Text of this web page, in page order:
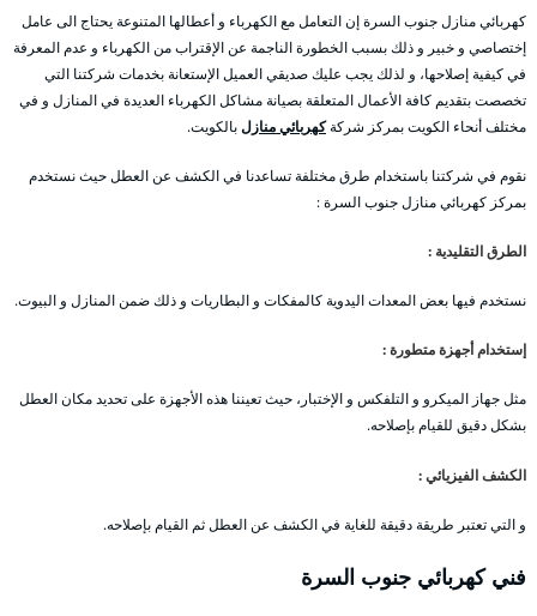
كهربائي منازل جنوب السرة إن التعامل مع الكهرباء و أعطالها المتنوعة يحتاج الى عامل
إختصاصي و خبير و ذلك بسبب الخطورة الناجمة عن الإقتراب من الكهرباء و عدم المعرفة
في كيفية إصلاحها، و لذلك يجب عليك صديقي العميل الإستعانة بخدمات شركتنا التي
تخصصت بتقديم كافة الأعمال المتعلقة بصيانة مشاكل الكهرباء العديدة في المنازل و في
مختلف أنحاء الكويت بمركز شركةكهربائي منازلبالكويت.
نقوم في شركتنا باستخدام طرق مختلفة تساعدنا في الكشف عن العطل حيث نستخدم
بمركز كهربائي منازل جنوب السرة :
الطرق التقليدية :
نستخدم فيها بعض المعدات اليدوية كالمفكات و البطاريات و ذلك ضمن المنازل و البيوت.
إستخدام أجهزة متطورة :
مثل جهاز الميكرو و التلفكس و الإختبار، حيث تعيننا هذه الأجهزة على تحديد مكان العطل
بشكل دقيق للقيام بإصلاحه.
الكشف الفيزيائي :
و التي تعتبر طريقة دقيقة للغاية في الكشف عن العطل ثم القيام بإصلاحه.
فني كهربائي جنوب السرة